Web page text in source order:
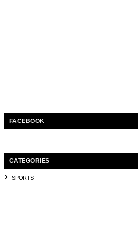
FACEBOOK
CATEGORIES
SPORTS